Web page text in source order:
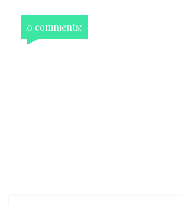
0 comments: